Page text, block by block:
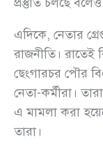
এদিকে, নেতার
রাজনীতি।
ছেংগারচর পৌর
নেতা-কর্মীরা।
এ মামলা করা
তারা।